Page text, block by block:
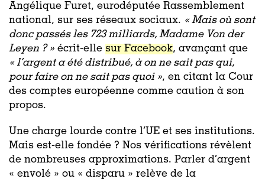
Angélique Furet, eurodéputée Rassemblement
national, sur ses réseaux sociaux. «Mais où sont
donc passés les 723 milliards, Madame Von der
Leyen ? » écrit-elle sur Facebook, avançant que
« l’argent a été distribué, à on ne sait pas qui,
pour faire on ne sait pas quoi », en citant la Cour
des comptes européenne comme caution à son
propos.
Une charge lourde contre l’UE et ses institutions.
Mais est-elle fondée ? Nos vérifications révèlent
de nombreuses approximations. Parler d’argent
« envolé » ou « disparu » relève de la